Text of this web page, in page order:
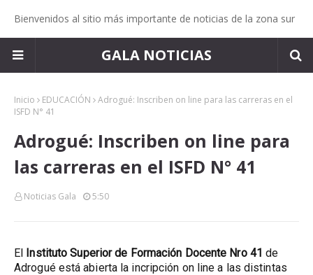
Bienvenidos al sitio más importante de noticias de la zona sur
GALA NOTICIAS
Inicio EDUCACIÓN
Adrogué: Inscriben on line para las carreras en el
ISFD N° 41
Adrogué: Inscriben on line para
las carreras en el ISFD N° 41
Noticias Gala 5:50
El Instituto Superior de Formación Docente Nro 41 de
Adrogué está abierta la incripción on line a las distintas